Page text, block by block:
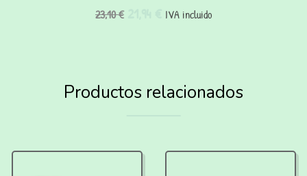
23,10€ IVA incluido
Productos relacionados